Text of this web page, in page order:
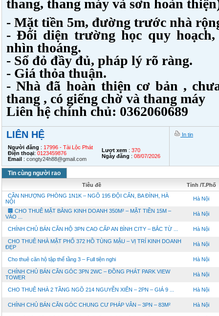
thang, thang máy và sơn hoàn
- Mặt tiền 5m, đường trước nhà
- Đối diện trường học quy
nhìn thoáng.
- Sổ đỏ đầy đủ, pháp lý rõ ràng.
- Giá thỏa thuận.
- Nhà đã hoàn thiện cơ bản ,
thang , có giếng chờ và thang máy
Liên hệ chính chủ: 0362060689
LIÊN HỆ
Người đăng : 17996 - Tài Lộc Phát
Điện thoại: 0123459876
Email : congty24h88@gmail.com
Lượt xem : 370
Ngày đăng : 08/07/2026
In tin
Tin cùng người rao
Tiêu đề
Tỉnh /T.Phố
CẦN NHƯỢNG PHÒNG 1N1K – NGÕ 195 ĐỘI CẤN, BA ĐÌNH, HÀ
NỘI
Hà Nội
🏢 CHO THUÊ MẶT BẰNG KINH DOANH 350M² – MẶT TIỀN 15M –
VÀO ...
Hà Nội
CHÍNH CHỦ BÁN CĂN HỘ 3PN CAO CẤP AN BÌNH CITY – BẮC TỪ ... Hà Nội
CHO THUÊ NHÀ MẶT PHỐ 372 HỒ TÙNG MẬU – VỊ TRÍ KINH DOANH
ĐẸP
Hà Nội
Cho thuê căn hộ tập thể tầng 3 – Full tiện nghi Hà Nội
CHÍNH CHỦ BÁN CĂN GÓC 3PN 2WC – ĐỒNG PHÁT PARK VIEW
TOWER
Hà Nội
CHO THUÊ NHÀ 2 TẦNG NGÕ 214 NGUYỄN XIỂN – 2PN – GIÁ 9 ... Hà Nội
CHÍNH CHỦ BÁN CĂN GÓC CHUNG CƯ PHÁP VÂN – 3PN – 83M² Hà Nội